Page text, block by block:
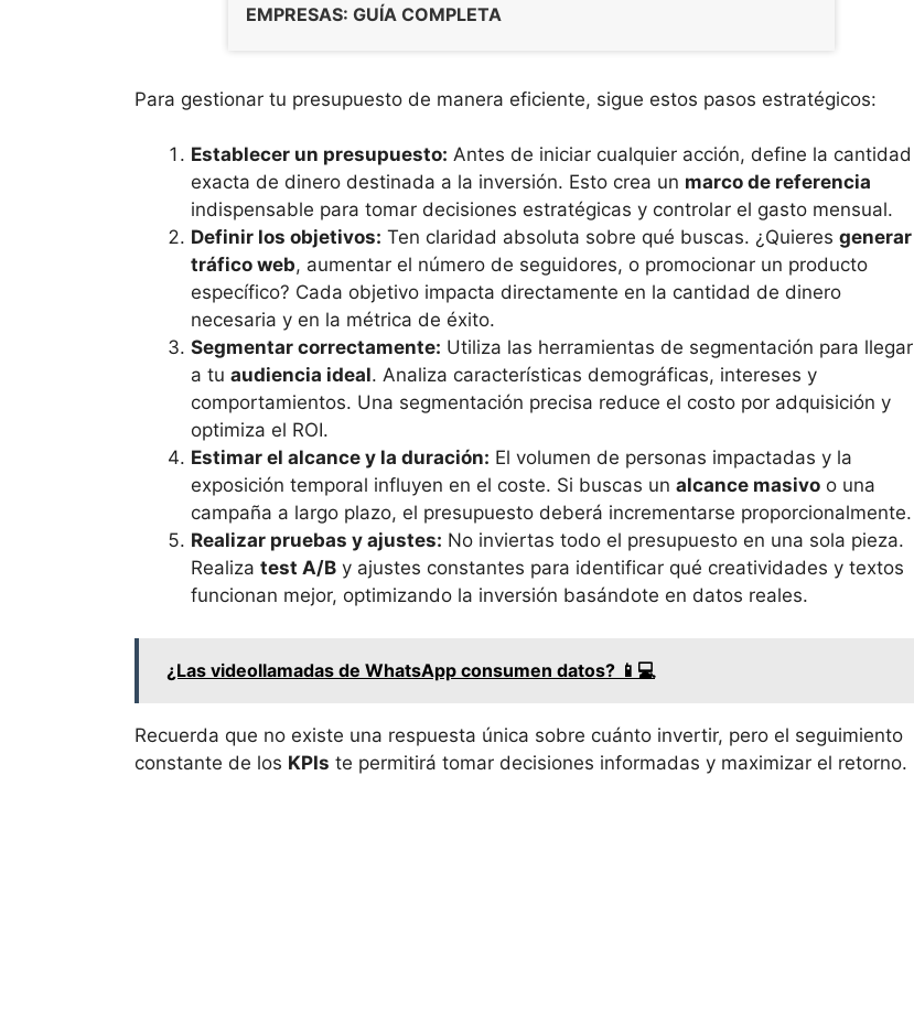
EMPRESAS: GUÍA COMPLETA
Para gestionar tu presupuesto de manera eficiente, sigue estos pasos estratégicos:
Establecer un presupuesto: Antes de iniciar cualquier acción, define la cantidad
exacta de dinero destinada a la inversión. Esto crea un marco de referencia
indispensable para tomar decisiones estratégicas y controlar el gasto mensual.
Definir los objetivos: Ten claridad absoluta sobre qué buscas. ¿Quieres generar
tráfico web, aumentar el número de seguidores, o promocionar un producto
específico? Cada objetivo impacta directamente en la cantidad de dinero
necesaria y en la métrica de éxito.
Segmentar correctamente: Utiliza las herramientas de segmentación para llegar
a tu audiencia ideal. Analiza características demográficas, intereses y
comportamientos. Una segmentación precisa reduce el costo por adquisición y
optimiza el ROI.
Estimar el alcance y la duración: El volumen de personas impactadas y la
exposición temporal influyen en el coste. Si buscas un alcance masivo o una
campaña a largo plazo, el presupuesto deberá incrementarse proporcionalmente.
Realizar pruebas y ajustes: No inviertas todo el presupuesto en una sola pieza.
Realiza test A/B y ajustes constantes para identificar qué creatividades y textos
funcionan mejor, optimizando la inversión basándote en datos reales.
¿Las videollamadas de WhatsApp consumen datos? 📱💻
Recuerda que no existe una respuesta única sobre cuánto invertir, pero el seguimiento
constante de los KPIs te permitirá tomar decisiones informadas y maximizar el retorno.